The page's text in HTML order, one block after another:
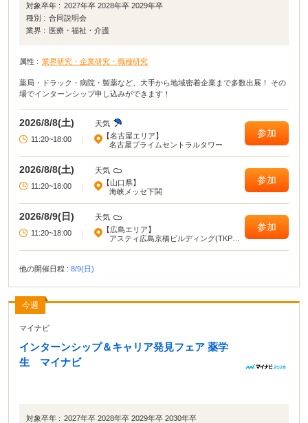
対象卒年 : 2027年卒 2028年卒 2029年卒
種別 : 合同説明会
業界 :
医療・福祉・介護
属性 : 業界研究・企業研究・職種研究
薬局・ドラック・病院・製薬など、大手から地域密着企業まで多数出展！ その
場でインターンシップ申し込みができます！
2026/8/8(土)
天気
11:20~18:00
【名古屋エリア】
名古屋プライムセントラルタワー
参加
2026/8/8(土)
天気
11:20~18:00
【山口県】
海峡メッセ下関
参加
2026/8/9(日)
天気
11:20~18:00
【広島エリア】
アスティ広島京橋ビルディング(TKPガ
参加
他の開催日程 : 8/9(日)
今週
マイナビ
インターンシップ＆キャリア発見フェア 薬学
生 マイナビ
対象卒年 : 2027年卒 2028年卒 2029年卒 2030年卒